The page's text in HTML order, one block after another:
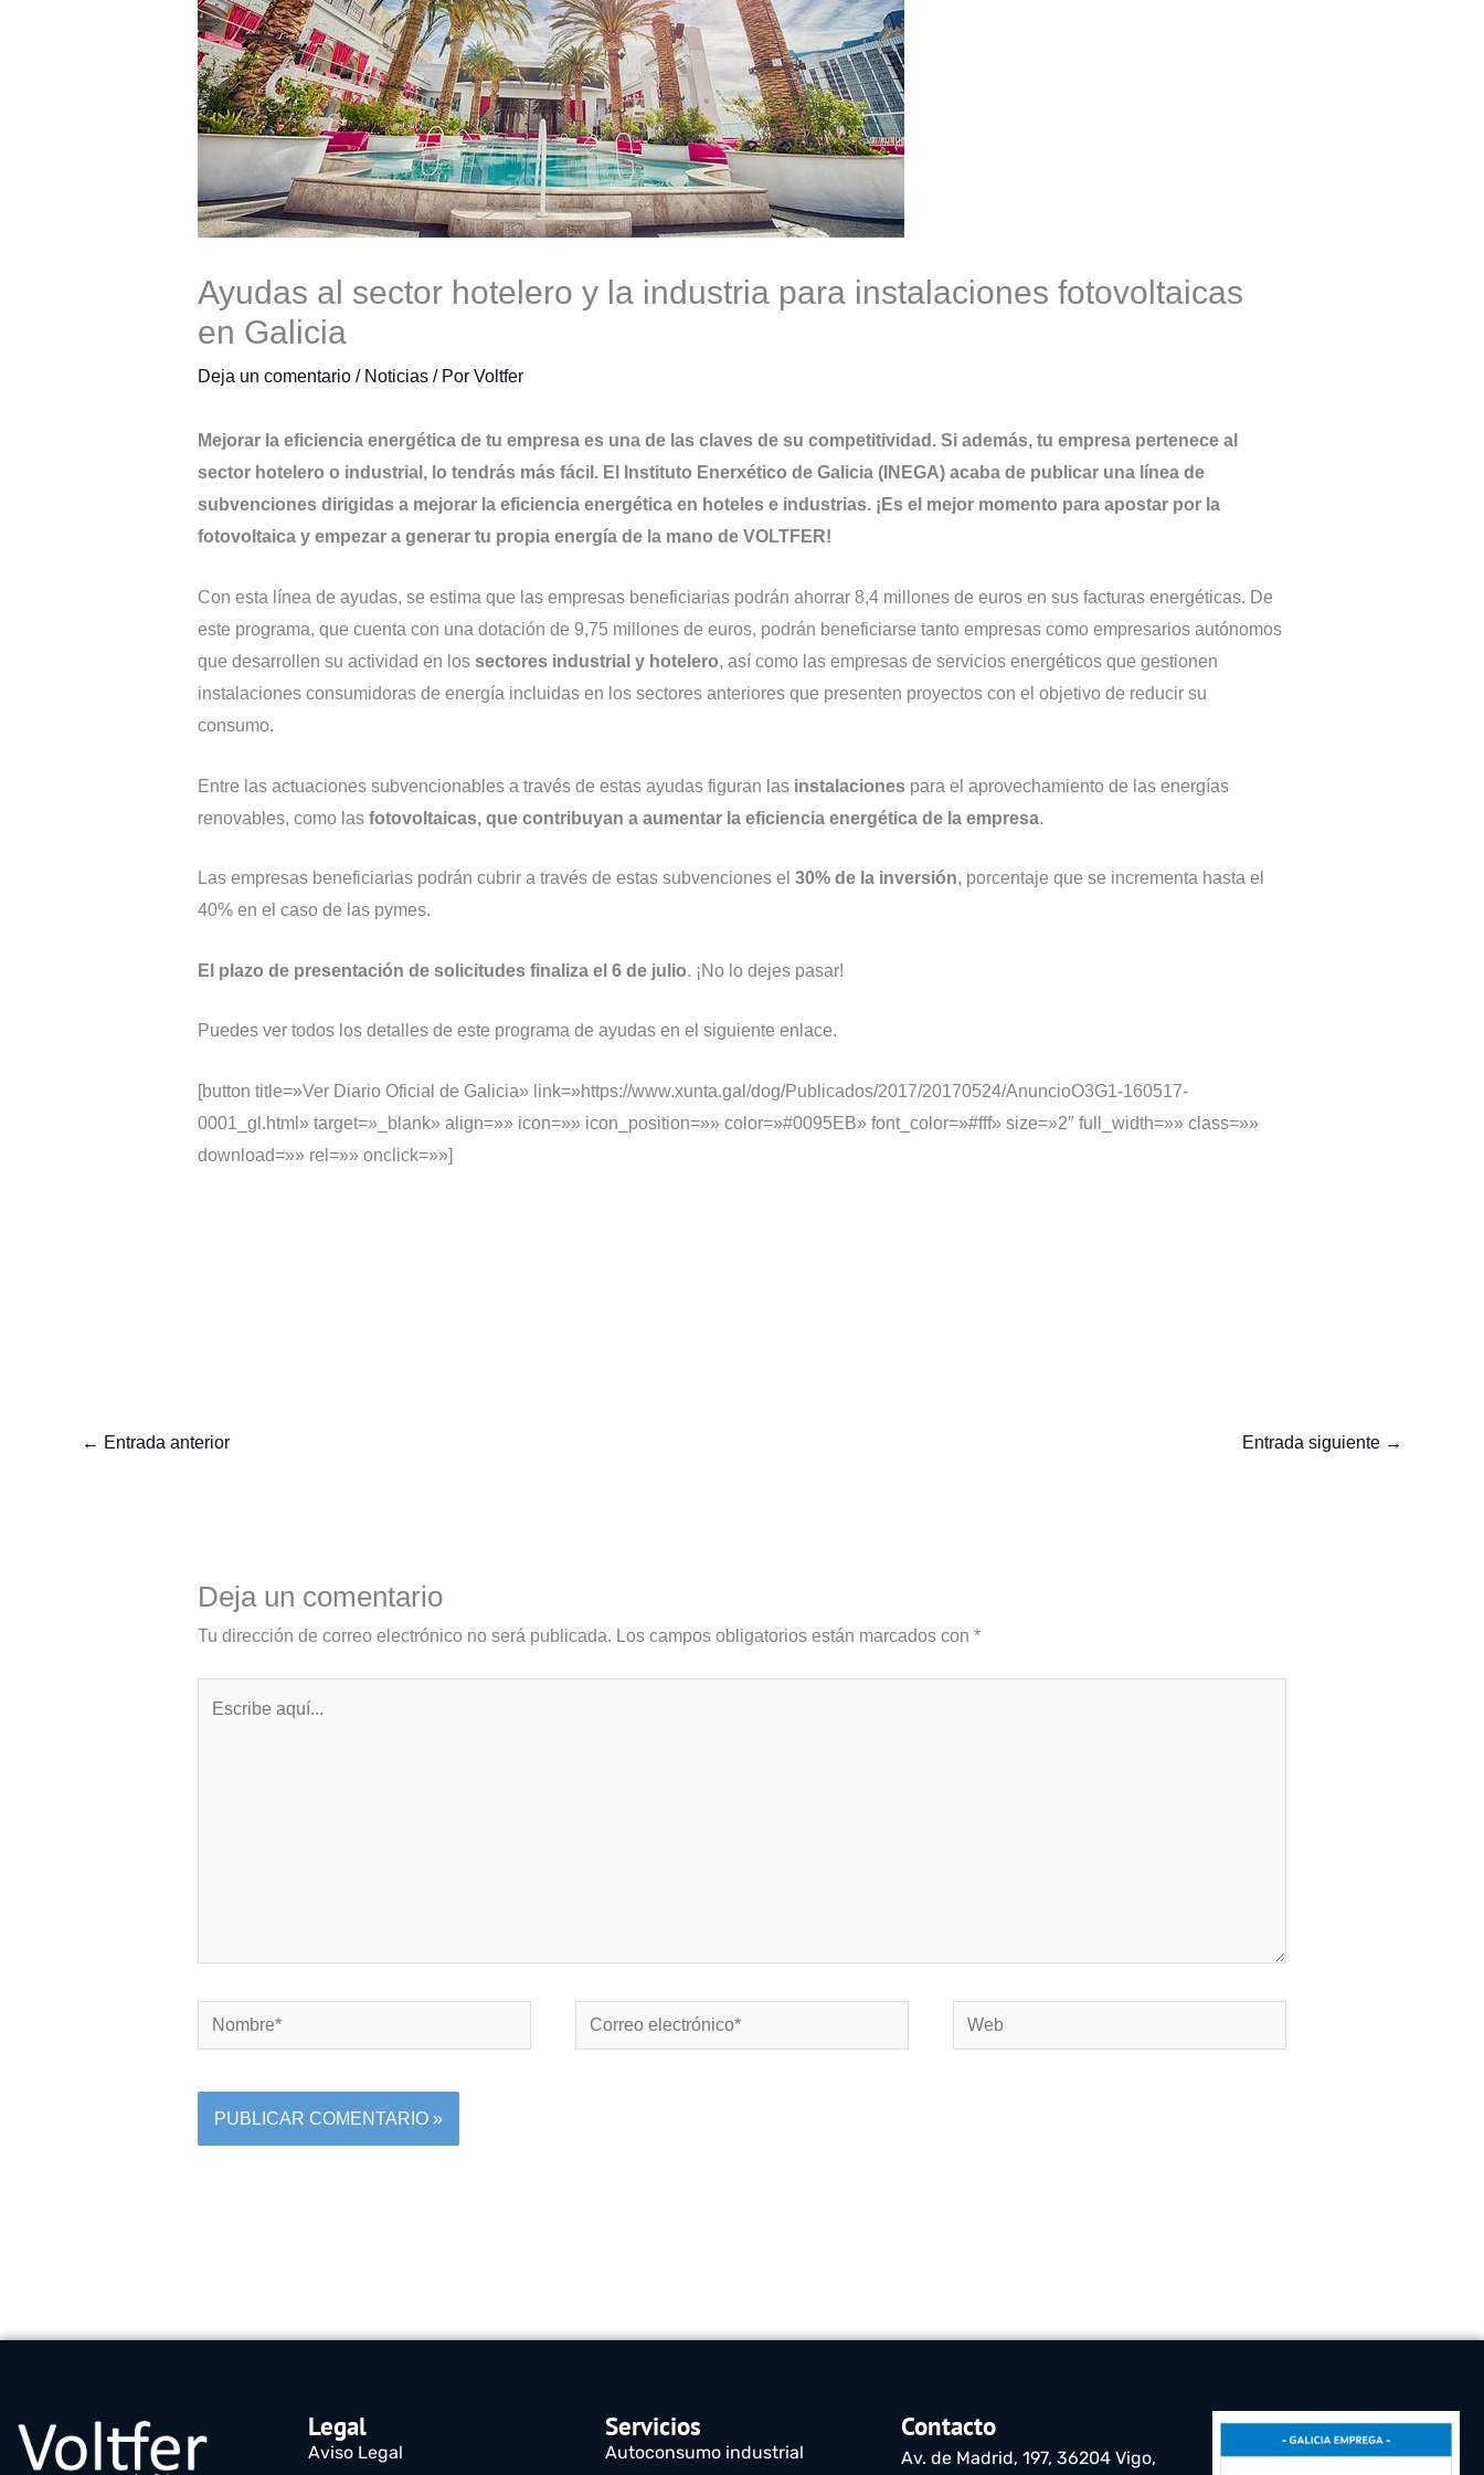
Ayudas al sector hotelero y la industria para instalaciones fotovoltaicas
en Galicia
Deja un comentario / Noticias/ Por Voltfer
Mejorar la eficiencia energética de tu empresa es una de las claves de su competitividad. Si además, tu empresa pertenece al
sector hotelero o industrial, lo tendrás más fácil. El Instituto Enerxético de Galicia (INEGA) acaba de publicar una línea de
subvenciones dirigidas a mejorar la eficiencia energética en hoteles e industrias. ¡Es el mejor momento para apostar por la
fotovoltaica y empezar a generar tu propia energía de la mano de VOLTFER!
Con esta línea de ayudas, se estima que las empresas beneficiarias podrán ahorrar 8,4 millones de euros en sus facturas energéticas. De
este programa, que cuenta con una dotación de 9,75 millones de euros, podrán beneficiarse tanto empresas como empresarios autónomos
que desarrollen su actividad en los sectores industrial y hotelero, así como las empresas de servicios energéticos que gestionen
instalaciones consumidoras de energía incluidas en los sectores anteriores que presenten proyectos con el objetivo de reducir su
consumo.
Entre las actuaciones subvencionables a través de estas ayudas figuran las instalacionespara el aprovechamiento de las energías
renovables, como las fotovoltaicas, que contribuyan a aumentar la eficiencia energética de la empresa.
Las empresas beneficiarias podrán cubrir a través de estas subvenciones el 30% de la inversión, porcentaje que se incrementa hasta el
40% en el caso de las pymes.
El plazo de presentación de solicitudes finaliza el 6 de julio. ¡No lo dejes pasar!
Puedes ver todos los detalles de este programa de ayudas en el siguiente enlace.
[button title=»Ver Diario Oficial de Galicia» link=»https://www.xunta.gal/dog/Publicados/2017/20170524/AnuncioO3G1-160517-
0001_gl.html» target=»_blank» align=»» icon=»» icon_position=»» color=»#0095EB» font_color=»#fff» size=»2″ full_width=»» class=»»
download=»» rel=»» onclick=»»]
← Entrada anterior Entrada siguiente →
Deja un comentario
Tu dirección de correo electrónico no será publicada. Los campos obligatorios están marcados con *
Nombre*
Correo
electrónico*
Web
Legal
Aviso Legal
Servicios
Autoconsumo industrial
Contacto
Av. de Madrid, 197, 36204 Vigo,